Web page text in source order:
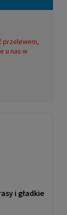
przelewem,
u nas w
i gładkie